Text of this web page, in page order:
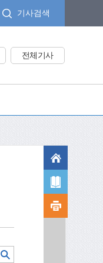
기사검색
전체기사